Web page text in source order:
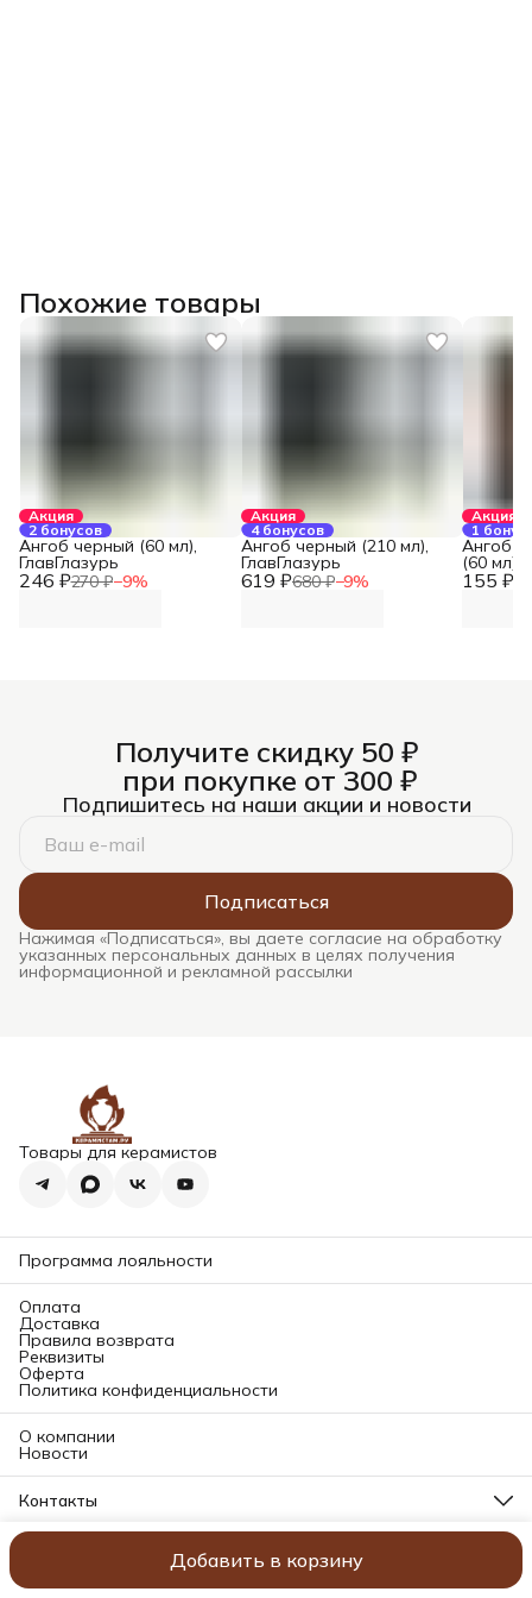
Добавить в корзину
Похожие товары
Акция
2 бонусов
246 ₽270 ₽−9%
Ангоб черный (60 мл),
ГлавГлазурь
Акция
4 бонусов
619 ₽680 ₽−9%
Ангоб черный (210 мл),
ГлавГлазурь
Акция
1
155 ₽
Ангоб
(60 мл),
Получите скидку 50 ₽
при покупке от 300 ₽
Подпишитесь на наши акции и новости
Подписаться
Нажимая «Подписаться», вы даете согласие на обработку
указанных персональных данных в целях получения
информационной и рекламной рассылки
Товары для керамистов
Программа лояльности
Оплата
Доставка
Правила возврата
Реквизиты
Оферта
Политика конфиденциальности
О компании
Новости
Контакты
Адрес магазина
ОплатаДоставкаПравила возврата